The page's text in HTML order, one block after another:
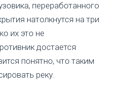
переработанного
натолкнутся на три
их это не
достается
понятно, что таким
реку.